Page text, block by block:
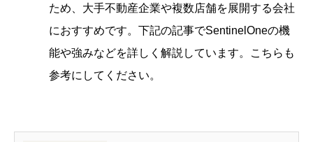
ため、大手不動産企業や複数店舗を展開する会社
におすすめです。下記の記事でSentinelOneの機
能や強みなどを詳しく解説しています。こちらも
参考にしてください。